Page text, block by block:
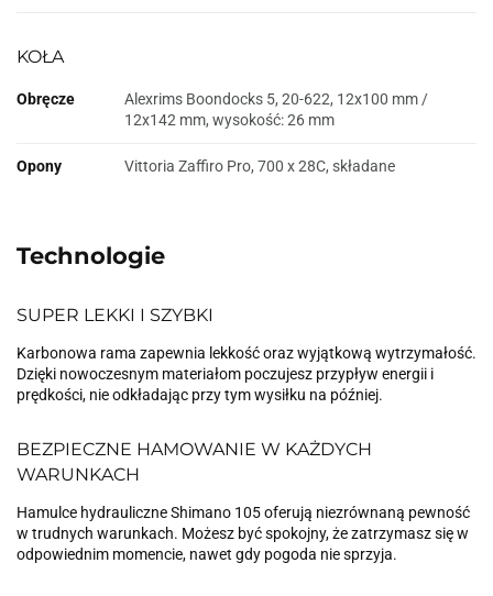
KOŁA
Obręcze
Alexrims Boondocks 5, 20-622, 12x100 mm /
12x142 mm, wysokość: 26 mm
Opony Vittoria Zaffiro Pro, 700 x 28C, składane
Technologie
SUPER LEKKI I SZYBKI
Karbonowa rama zapewnia lekkość oraz wyjątkową wytrzymałość.
Dzięki nowoczesnym materiałom poczujesz przypływ energii i
prędkości, nie odkładając przy tym wysiłku na później.
BEZPIECZNE HAMOWANIE W KAŻDYCH
WARUNKACH
Hamulce hydrauliczne Shimano 105 oferują niezrównaną pewność
w trudnych warunkach. Możesz być spokojny, że zatrzymasz się w
odpowiednim momencie, nawet gdy pogoda nie sprzyja.